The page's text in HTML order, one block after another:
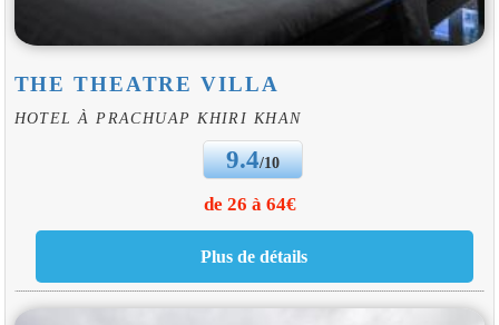
THE THEATRE VILLA
HOTEL À PRACHUAP KHIRI KHAN
9.4/10
de 26 à 64€